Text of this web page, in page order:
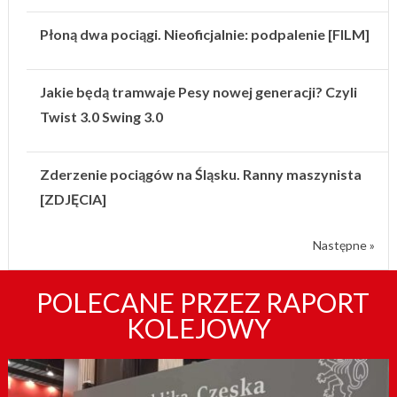
Płoną dwa pociągi. Nieoficjalnie: podpalenie [FILM]
Jakie będą tramwaje Pesy nowej generacji? Czyli
Twist 3.0 Swing 3.0
Zderzenie pociągów na Śląsku. Ranny maszynista
[ZDJĘCIA]
Następne »
POLECANE PRZEZ RAPORT
KOLEJOWY